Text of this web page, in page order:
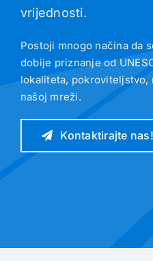
vrijednosti.
Postoji mnogo načina da
dobije priznanje od
lokaliteta, pokroviteljstvo,
našoj mreži.
Kontaktirajte nas!